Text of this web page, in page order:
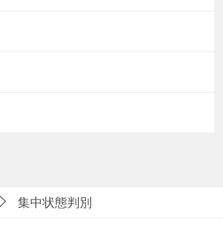
集中状態判別